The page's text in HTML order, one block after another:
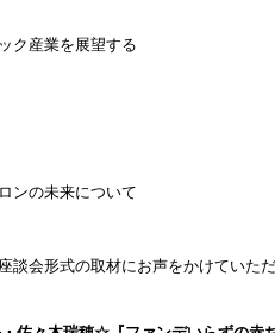
ク産業を展望する
ンの未来について
談会形式の取材にお声をかけていた